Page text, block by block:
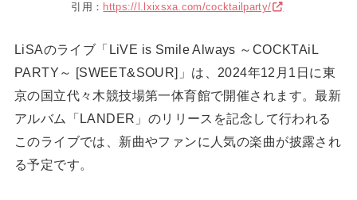
引用： https://l.lxixsxa.com/cocktailparty/
LiSAのライブ「LiVE is Smile Always ～COCKTAiL
PARTY～ [SWEET&SOUR]」は、2024年12月1日に東
京の国立代々木競技場第一体育館で開催されます。最新
アルバム「LANDER」のリリースを記念して行われる
このライブでは、新曲やファンに人気の楽曲が披露され
る予定です。